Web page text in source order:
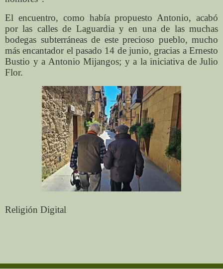
El encuentro, como había propuesto Antonio, acabó
por las calles de Laguardia y en una de las muchas
bodegas subterráneas de este precioso pueblo, mucho
más encantador el pasado 14 de junio, gracias a Ernesto
Bustio y a Antonio Mijangos; y a la iniciativa de Julio
Flor.
Religión Digital